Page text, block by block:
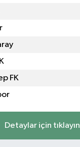
FK
Detaylar için tıklayın